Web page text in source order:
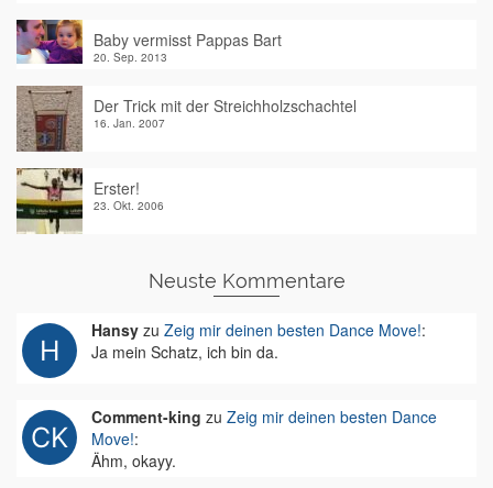
Baby vermisst Pappas Bart
20. Sep. 2013
Der Trick mit der Streichholzschachtel
16. Jan. 2007
Erster!
23. Okt. 2006
Neuste Kommentare
Hansy zu Zeig mir deinen besten Dance Move!:
Ja mein Schatz, ich bin da.
Comment-king zu Zeig mir deinen besten Dance
Move!:
Ähm, okayy.